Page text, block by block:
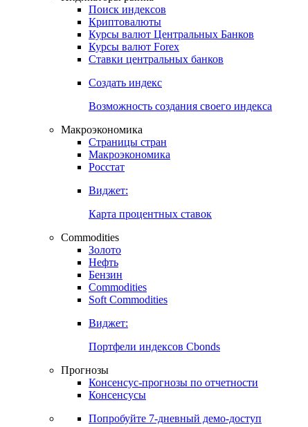
Получить доступ
Индикаторы рынка
Поиск индексов
Криптовалюты
Курсы валют Центральных Банков
Курсы валют Forex
Ставки центральных банков
Создать индекс
Возможность создания своего индекса
Макроэкономика
Страницы стран
Макроэкономика
Росстат
Виджет:
Карта процентных ставок
Commodities
Золото
Нефть
Бензин
Commodities
Soft Commodities
Виджет:
Портфели индексов Cbonds
Прогнозы